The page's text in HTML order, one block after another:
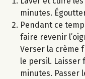
minutes.
Pendant ce
faire revenir
Verser la crème
le persil. Laisser
minutes. Passer